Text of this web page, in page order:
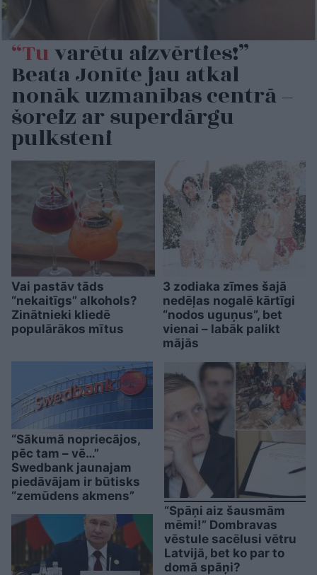
“Tuvarētu aizvērties!”
Beata Jonīte jau atkal
nonāk uzmanības centrā –
šoreiz ar superdārgu
pulksteni
Vai pastāv tāds
“nekaitīgs” alkohols?
Zinātnieki kliedē
populārākos mītus
3 zodiaka zīmes šajā
nedēļas nogalē kārtīgi
“nodos uguņus”, bet
vienai – labāk palikt
mājās
“Sākumā nopriecājos,
pēc tam – vē…”
Swedbank jaunajam
piedāvājam ir būtisks
“zemūdens akmens”
“Spāņi aiz šausmām
mēmi!” Dombravas
vēstule sacēlusi vētru
Latvijā, bet ko par to
domā spāņi?